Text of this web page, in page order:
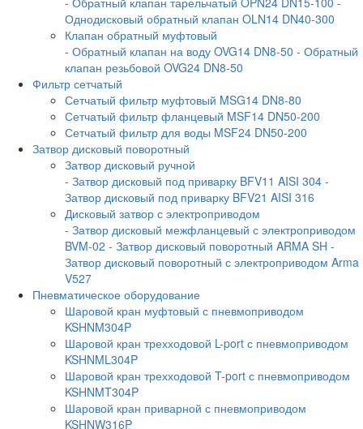
Однодисковый обратный клапан OLN14 DN40-300
Клапан обратный муфтовый
- Обратный клапан на воду OVG14 DN8-50 - Обратный
клапан резьбовой OVG24 DN8-50
Фильтр сетчатый
Сетчатый фильтр муфтовый MSG14 DN8-80
Сетчатый фильтр фланцевый MSF14 DN50-200
Сетчатый фильтр для воды MSF24 DN50-200
Затвор дисковый поворотный
Затвор дисковый ручной
- Затвор дисковый под приварку BFV11 AISI 304 -
Затвор дисковый под приварку BFV21 AISI 316
Дисковый затвор с электроприводом
- Затвор дисковый межфланцевый с электроприводом
BVM-02 - Затвор дисковый поворотный ARMA SH -
Затвор дисковый поворотный с электроприводом Arma
V527
Пневматическое оборудование
Шаровой кран муфтовый с пневмоприводом
KSHNM304P
Шаровой кран трехходовой L-port с пневмоприводом
KSHNML304P
Шаровой кран трехходовой T-port с пневмоприводом
KSHNMT304P
Шаровой кран приварной с пневмоприводом
KSHNW316P